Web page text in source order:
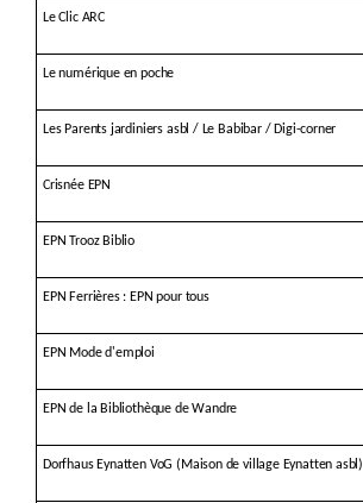
Le Clic ARC
Le numérique en poche
Les Parents jardiniers asbl / Le Babibar / Digi-corner
Crisnée EPN
EPN Trooz Biblio
EPN Ferrières : EPN pour tous
EPN Mode d'emploi
EPN de la Bibliothèque de Wandre
Dorfhaus Eynatten VoG (Maison de village Eynatten asbl)